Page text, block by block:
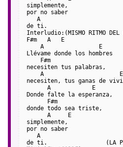
simplemente,
por no saber
   A
de ti.
Interludio:(MISMO RITMO
F#m   A   E
    A                E
Llévame donde los hombres
    F#m
necesiten tus palabras,
    A                      E
necesiten, tus ganas de
      A            E
Donde falte la esperanza,
      F#m
donde todo sea triste,
      A     E
simplemente,
por no saber
   A
de ti.                 (LA